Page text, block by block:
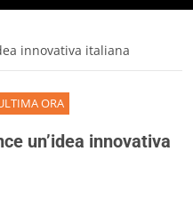
innovativa italiana
ORA
un’idea innovativa